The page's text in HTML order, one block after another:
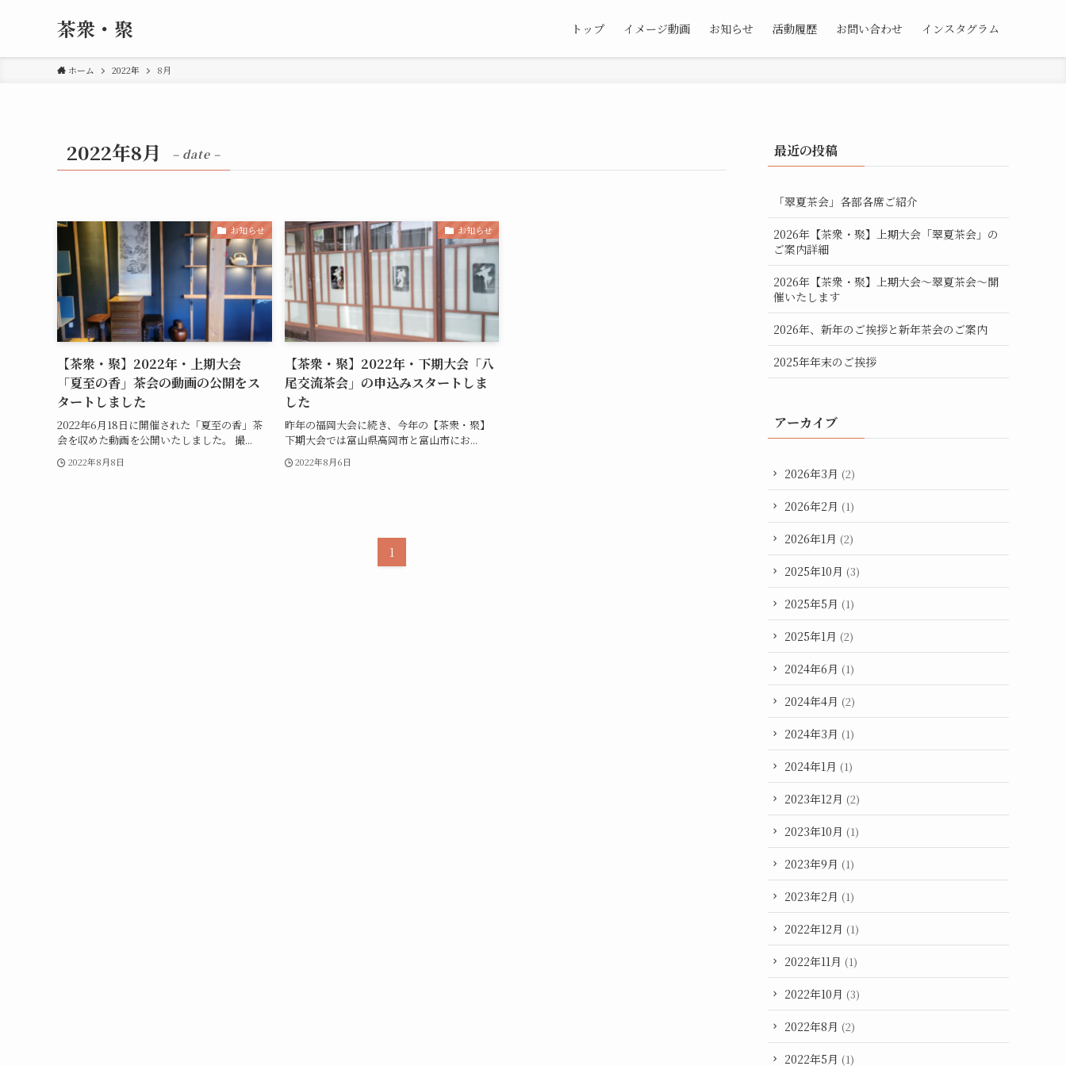
茶衆・聚 トップ イメージ動画 お知らせ 活動履歴 お問い合わせ インスタグラム
ホーム 2022年 8月
2022年8月 – date –
お知らせ
【茶衆・聚】2022年・上期大会
「夏至の香」茶会の動画の公開をス
タートしました
2022年6月18日に開催された「夏至の香」茶
会を収めた動画を公開いたしました。 撮...
2022年8月8日
お知らせ
【茶衆・聚】2022年・下期大会「八
尾交流茶会」の申込みスタートしま
した
昨年の福岡大会に続き、今年の【茶衆・聚】
下期大会では富山県高岡市と富山市にお...
2022年8月6日
1
最近の投稿
「翠夏茶会」各部各席ご紹介
2026年【茶衆・聚】上期大会「翠夏茶会」の
ご案内詳細
2026年【茶衆・聚】上期大会～翠夏茶会～開
催いたします
2026年、新年のご挨拶と新年茶会のご案内
2025年年末のご挨拶
アーカイブ
2026年3月 (2)
2026年2月 (1)
2026年1月 (2)
2025年10月 (3)
2025年5月 (1)
2025年1月 (2)
2024年6月 (1)
2024年4月 (2)
2024年3月 (1)
2024年1月 (1)
2023年12月 (2)
2023年10月 (1)
2023年9月 (1)
2023年2月 (1)
2022年12月 (1)
2022年11月 (1)
2022年10月 (3)
2022年8月 (2)
2022年5月 (1)